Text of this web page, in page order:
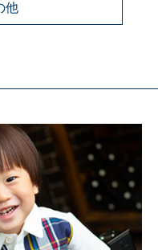
他